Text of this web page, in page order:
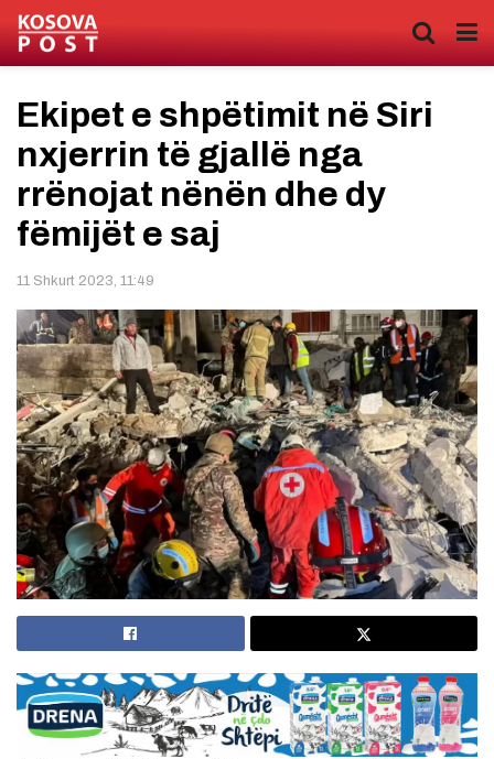
Ekipet e shpëtimit në Siri
nxjerrin të gjallë nga
rrënojat nënën dhe dy
fëmijët e saj
11 Shkurt 2023, 11:49